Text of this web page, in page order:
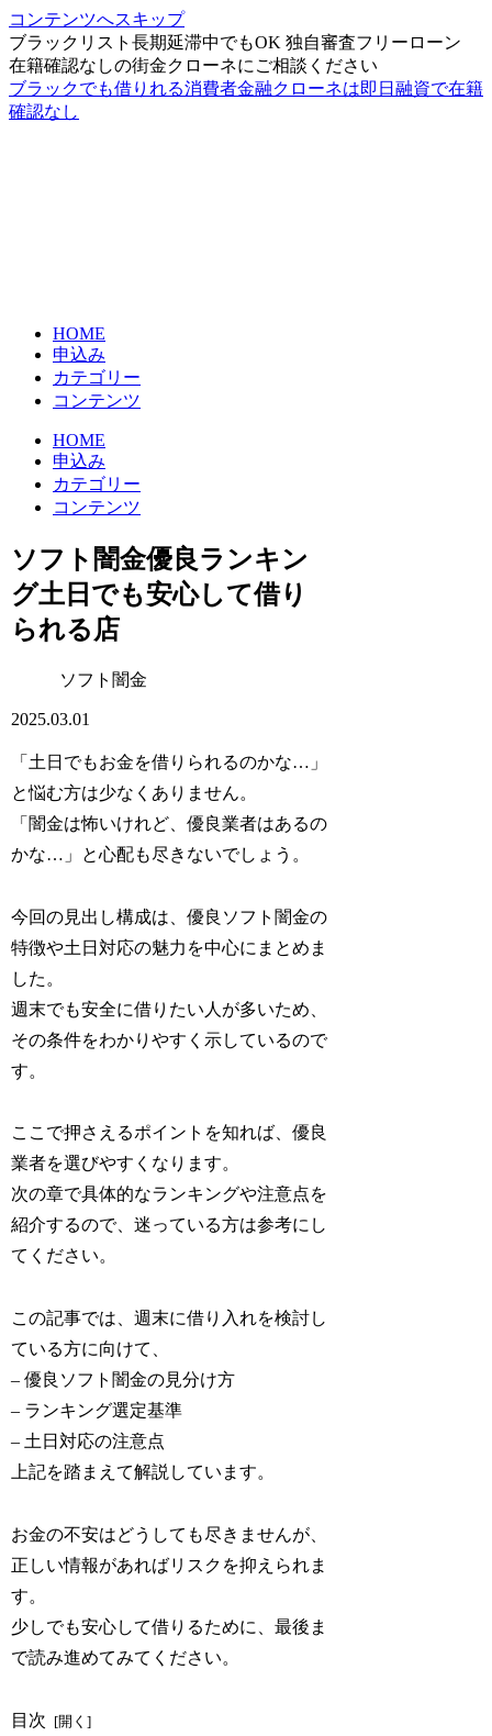
コンテンツへスキップ
ブラックリスト長期延滞中でもOK 独自審査フリーローン
在籍確認なしの街金クローネにご相談ください
ブラックでも借りれる消費者金融クローネは即日融資で在籍
確認なし
HOME
申込み
カテゴリー
コンテンツ
HOME
申込み
カテゴリー
コンテンツ
ソフト闇金優良ランキン
グ土日でも安心して借り
られる店
ソフト闇金
2025.03.01
「土日でもお金を借りられるのかな…」
と悩む方は少なくありません。
「闇金は怖いけれど、優良業者はあるの
かな…」と心配も尽きないでしょう。
今回の見出し構成は、優良ソフト闇金の
特徴や土日対応の魅力を中心にまとめま
した。
週末でも安全に借りたい人が多いため、
その条件をわかりやすく示しているので
す。
ここで押さえるポイントを知れば、優良
業者を選びやすくなります。
次の章で具体的なランキングや注意点を
紹介するので、迷っている方は参考にし
てください。
この記事では、週末に借り入れを検討し
ている方に向けて、
– 優良ソフト闇金の見分け方
– ランキング選定基準
– 土日対応の注意点
上記を踏まえて解説しています。
お金の不安はどうしても尽きませんが、
正しい情報があればリスクを抑えられま
す。
少しでも安心して借りるために、最後ま
で読み進めてみてください。
目次